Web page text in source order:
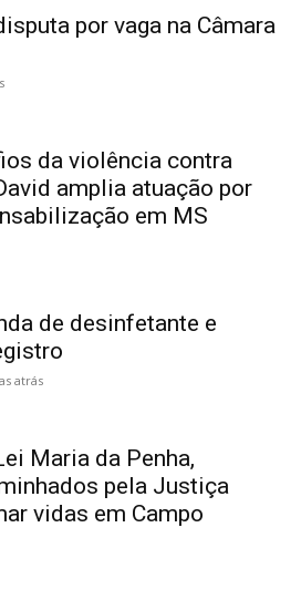
por vaga na Câmara
da violência contra
amplia atuação por
em MS
de desinfetante e
atrás
Maria da Penha,
pela Justiça
vidas em Campo